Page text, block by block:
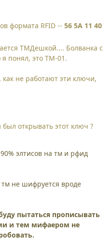
формата RFID -- 56 5A 11 40
ТМДешкой.... Болванка с
я понял, это ТМ-01.
не работают эти ключи,
открывать этот ключ ?
элтисов на тм и рфид
тм не шифруется вроде
пытаться прописывать
и тем мифаером не